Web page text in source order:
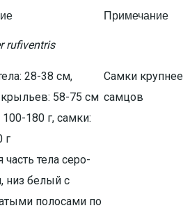
Примечание
rufiventris
28-38 см,
58-75 см
Самки крупнее
самцов
180 г, самки:
г
часть тела серо-
низ белый с
полосами по